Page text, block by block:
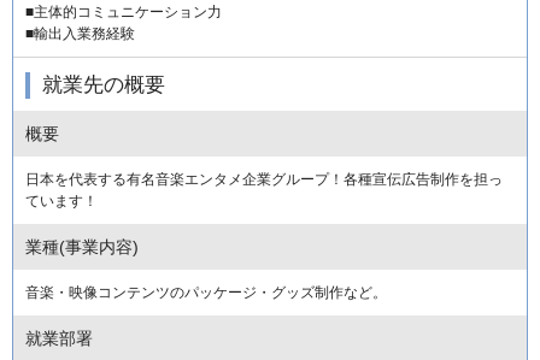
■主体的コミュニケーション力
■輸出入業務経験
就業先の概要
概要
日本を代表する有名音楽エンタメ企業グループ！各種宣伝広告制作を担っ
ています！
業種(事業内容)
音楽・映像コンテンツのパッケージ・グッズ制作など。
就業部署